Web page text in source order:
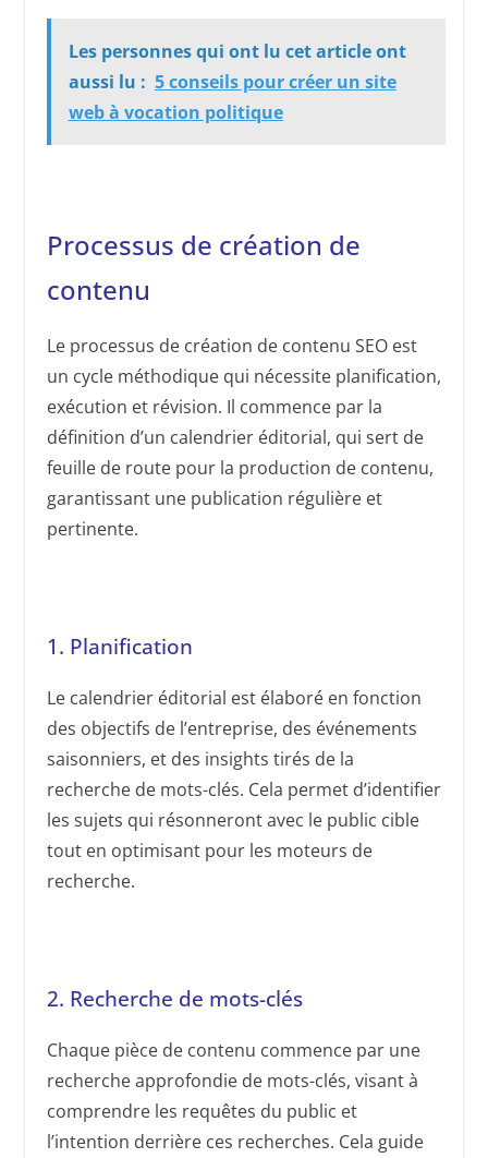
Les personnes qui ont lu cet article ont
aussi lu : 5 conseils pour créer un site
web à vocation politique
Processus de création de
contenu
Le processus de création de contenu SEO est
un cycle méthodique qui nécessite planification,
exécution et révision. Il commence par la
définition d’un calendrier éditorial, qui sert de
feuille de route pour la production de contenu,
garantissant une publication régulière et
pertinente.
1. Planification
Le calendrier éditorial est élaboré en fonction
des objectifs de l’entreprise, des événements
saisonniers, et des insights tirés de la
recherche de mots-clés. Cela permet d’identifier
les sujets qui résonneront avec le public cible
tout en optimisant pour les moteurs de
recherche.
2. Recherche de mots-clés
Chaque pièce de contenu commence par une
recherche approfondie de mots-clés, visant à
comprendre les requêtes du public et
l’intention derrière ces recherches. Cela guide